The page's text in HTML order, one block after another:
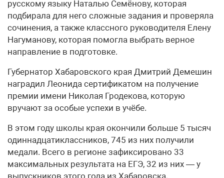
русскому языку Наталью Семёнову, которая
подбирала для него сложные задания и проверяла
сочинения, а также классного руководителя Елену
Нагуманову, которая помогла выбрать верное
направление в подготовке.
Губернатор Хабаровского края Дмитрий Демешин
наградил Леонида сертификатом на получение
премии имени Николая Гродекова, которую
вручают за особые успехи в учёбе.
В этом году школы края окончили больше 5 тысяч
одиннадцатиклассников, 745 из них получили
медали. Всего в регионе зафиксировано 33
максимальных результата на ЕГЭ, 32 из них — у